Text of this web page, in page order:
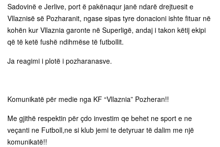
Sadovinë e Jerlive, port ë pakënaqur janë ndarë drejtuesit e
Vllaznisë së Pozharanit, ngase sipas tyre donacioni ishte fituar në
kohën kur Vllaznia garonte në Superligë, andaj i takon këtij ekipi
që të ketë fushë ndihmëse të futbollit.
Ja reagimi i plotë i pozharanasve.
Komunikatë për medie nga KF “Vllaznia” Pozheran!!
Me gjithë respektin për çdo investim qe behet ne sport e ne
veçanti ne Futboll,ne si klub jemi te detyruar të dalim me një
komunikatë!!